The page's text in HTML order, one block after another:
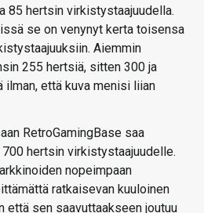
85 hertsin virkistystaajuudella.
se on venynyt kerta toisensa
Aiemmin
255 hertsiä, sitten 300 ja
että kuva menisi liian
RetroGamingBase saa
hertsin virkistystaajuudelle.
nopeimpaan
ratkaisevan kuuloinen
että sen saavuttaakseen joutuu